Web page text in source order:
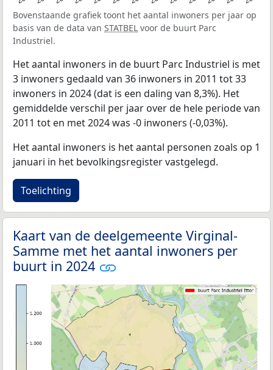
Bovenstaande grafiek toont het aantal inwoners per jaar op
basis van de data van STATBEL voor de buurt Parc
Industriel.
Het aantal inwoners in de buurt Parc Industriel is met
3 inwoners gedaald van 36 inwoners in 2011 tot 33
inwoners in 2024 (dat is een daling van 8,3%). Het
gemiddelde verschil per jaar over de hele periode van
2011 tot en met 2024 was -0 inwoners (-0,03%).
Het aantal inwoners is het aantal personen zoals op 1
januari in het bevolkingsregister vastgelegd.
Toelichting
Kaart van de deelgemeente Virginal-
Samme met het aantal inwoners per
buurt in 2024